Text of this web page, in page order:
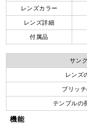
レンズカラー
レンズ詳細
付属品
サン
レンズ
ブリッ
テンプルの
機能